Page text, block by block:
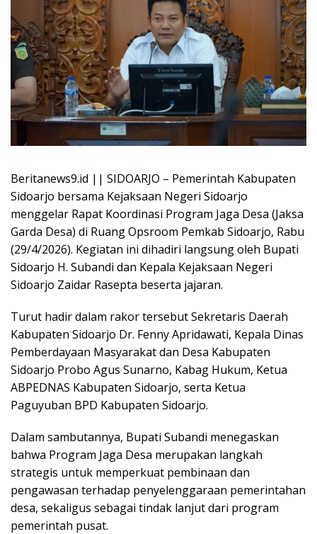
Beritanews9.id || SIDOARJO – Pemerintah Kabupaten
Sidoarjo bersama Kejaksaan Negeri Sidoarjo
menggelar Rapat Koordinasi Program Jaga Desa (Jaksa
Garda Desa) di Ruang Opsroom Pemkab Sidoarjo, Rabu
(29/4/2026). Kegiatan ini dihadiri langsung oleh Bupati
Sidoarjo H. Subandi dan Kepala Kejaksaan Negeri
Sidoarjo Zaidar Rasepta beserta jajaran.
Turut hadir dalam rakor tersebut Sekretaris Daerah
Kabupaten Sidoarjo Dr. Fenny Apridawati, Kepala Dinas
Pemberdayaan Masyarakat dan Desa Kabupaten
Sidoarjo Probo Agus Sunarno, Kabag Hukum, Ketua
ABPEDNAS Kabupaten Sidoarjo, serta Ketua
Paguyuban BPD Kabupaten Sidoarjo.
Dalam sambutannya, Bupati Subandi menegaskan
bahwa Program Jaga Desa merupakan langkah
strategis untuk memperkuat pembinaan dan
pengawasan terhadap penyelenggaraan pemerintahan
desa, sekaligus sebagai tindak lanjut dari program
pemerintah pusat.